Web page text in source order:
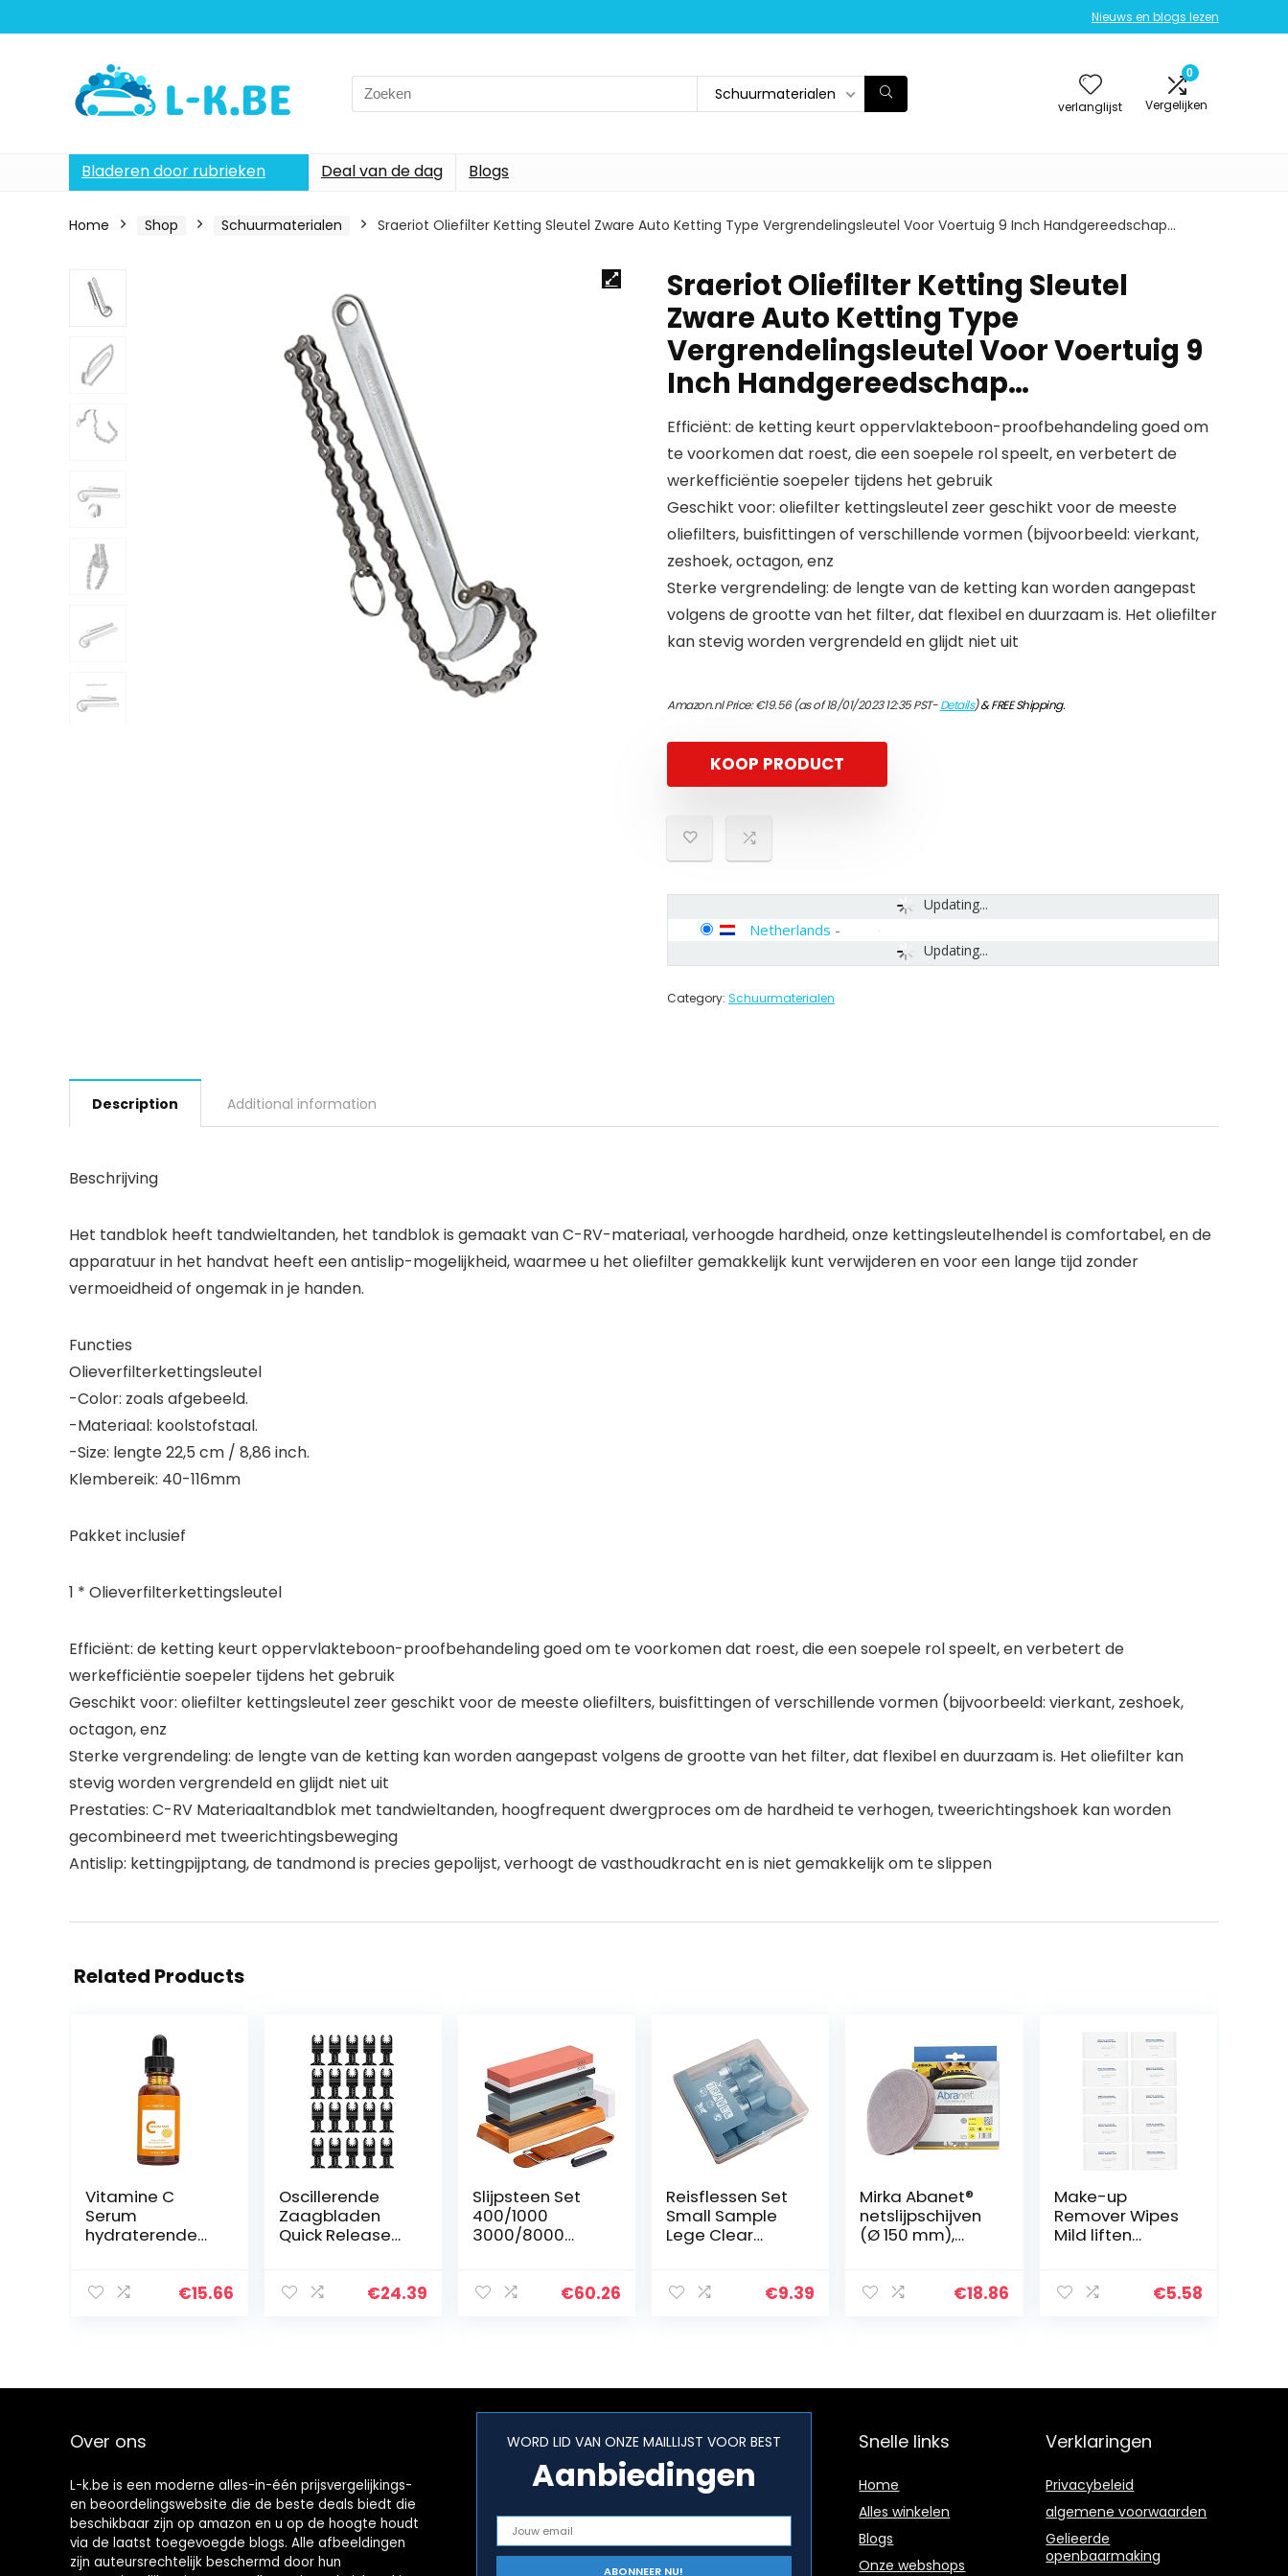
Nieuws en blogs lezen
Search
for:
Schuurmaterialen
verlanglijst
0
Vergelijken
Bladeren door rubrieken Deal van de dag Blogs
Home Shop Schuurmaterialen Sraeriot Oliefilter Ketting Sleutel Zware Auto Ketting Type Vergrendelingsleutel Voor Voertuig 9 Inch Handgereedschap…
Sraeriot Oliefilter Ketting Sleutel
Zware Auto Ketting Type
Vergrendelingsleutel Voor Voertuig 9
Inch Handgereedschap…
Efficiënt: de ketting keurt oppervlakteboon-proofbehandeling goed om
te voorkomen dat roest, die een soepele rol speelt, en verbetert de
werkefficiëntie soepeler tijdens het gebruik
Geschikt voor: oliefilter kettingsleutel zeer geschikt voor de meeste
oliefilters, buisfittingen of verschillende vormen (bijvoorbeeld: vierkant,
zeshoek, octagon, enz
Sterke vergrendeling: de lengte van de ketting kan worden aangepast
volgens de grootte van het filter, dat flexibel en duurzaam is. Het oliefilter
kan stevig worden vergrendeld en glijdt niet uit
Amazon.nl Price:€19.56(as of 18/01/2023 12:35 PST-Details)&FREE Shipping.
KOOP PRODUCT
Updating...
Updating...
Netherlands -
Category: Schuurmaterialen
Description Additional information
Beschrijving
Het tandblok heeft tandwieltanden, het tandblok is gemaakt van C-RV-materiaal, verhoogde hardheid, onze kettingsleutelhendel is comfortabel, en de
apparatuur in het handvat heeft een antislip-mogelijkheid, waarmee u het oliefilter gemakkelijk kunt verwijderen en voor een lange tijd zonder
vermoeidheid of ongemak in je handen.
Functies
Olieverfilterkettingsleutel
-Color: zoals afgebeeld.
-Materiaal: koolstofstaal.
-Size: lengte 22,5 cm / 8,86 inch.
Klembereik: 40-116mm
Pakket inclusief
1 * Olieverfilterkettingsleutel
Efficiënt: de ketting keurt oppervlakteboon-proofbehandeling goed om te voorkomen dat roest, die een soepele rol speelt, en verbetert de
werkefficiëntie soepeler tijdens het gebruik
Geschikt voor: oliefilter kettingsleutel zeer geschikt voor de meeste oliefilters, buisfittingen of verschillende vormen (bijvoorbeeld: vierkant, zeshoek,
octagon, enz
Sterke vergrendeling: de lengte van de ketting kan worden aangepast volgens de grootte van het filter, dat flexibel en duurzaam is. Het oliefilter kan
stevig worden vergrendeld en glijdt niet uit
Prestaties: C-RV Materiaaltandblok met tandwieltanden, hoogfrequent dwergproces om de hardheid te verhogen, tweerichtingshoek kan worden
gecombineerd met tweerichtingsbeweging
Antislip: kettingpijptang, de tandmond is precies gepolijst, verhoogt de vasthoudkracht en is niet gemakkelijk om te slippen
Related Products
Vitamine C
Serum
hydraterende
Helder Huid
€15.66
Oscillerende
Zaagbladen
Quick Release
Multifunctionele
€24.39
Slijpsteen Set
400/1000
3000/8000
Base, Abrasive
€60.26
Reisflessen Set
Small Sample
Lege Clear
Deksel
€9.39
Mirka Abanet®
netslijpschijven
(Ø 150 mm),
met korrel P320
€18.86
Make-up
Remover Wipes
Mild liften
reinigen Gezicht
€5.58
Over ons
L-k.be is een moderne alles-in-één prijsvergelijkings-
en beoordelingswebsite die de beste deals biedt die
beschikbaar zijn op amazon en u op de hoogte houdt
via de laatst toegevoegde blogs. Alle afbeeldingen
zijn auteursrechtelijk beschermd door hun
WORD LID VAN ONZE MAILLIJST VOOR BEST
Aanbiedingen
Snelle links
Home
Alles winkelen
Blogs
Onze webshops
Verklaringen
Privacybeleid
algemene voorwaarden
Gelieerde
openbaarmaking